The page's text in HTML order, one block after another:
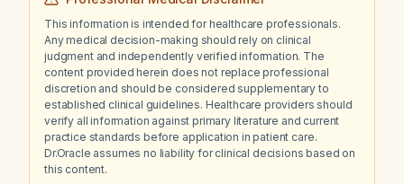
This information is intended for healthcare professionals.
Any medical decision-making should rely on clinical
judgment and independently verified information. The
content provided herein does not replace professional
discretion and should be considered supplementary to
established clinical guidelines. Healthcare providers should
verify all information against primary literature and current
practice standards before application in patient care.
Dr.Oracle assumes no liability for clinical decisions based on
this content.